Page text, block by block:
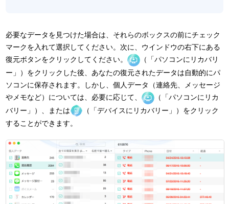
必要なデータを見つけた場合は、それらのボックスの前にチェック
マークを入れて選択してください。次に、ウインドウの右下にある
復元ボタンをクリックしてください。
（「パソコンにリカバリ
ー」）をクリックした後、あなたの復元されたデータは自動的にパ
ソコンに保存されます。しかし、個人データ（連絡先、メッセージ
やメモなど）については、必要に応じて、
（「パソコンにリカ
バリー」）、または
（「デバイスにリカバリー」）をクリック
することができます。